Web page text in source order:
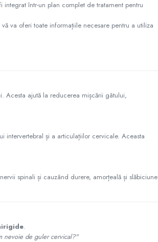
într-un plan complet de tratament pentru
va oferi toate informațiile necesare pentru a utiliza
Acesta ajută la reducerea mișcării gâtului,
intervertebral și a articulațiilor cervicale. Aceasta
spinali și cauzând durere, amorțeală și slăbiciune
.
nevoie de guler cervical?"